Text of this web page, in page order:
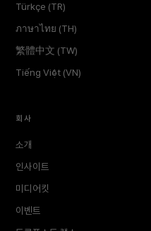
Türkçe (TR)
ภาษาไทย (TH)
繁體中文 (TW)
Tiếng Việt (VN)
회사
소개
인사이트
미디어킷
이벤트